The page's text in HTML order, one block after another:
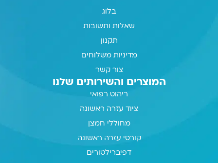
בלוג
שאלות ותשובות
תקנון
מדיניות משלוחים
צור קשר
המוצרים והשירותים שלנו
ריהוט רפואי
ציוד עזרה ראשונה
מחוללי חמצן
קורסי עזרה ראשונה
דפיברילטורים